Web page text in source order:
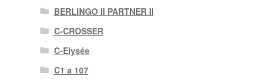
BERLINGO II PARTNER II
C-CROSSER
C-Elysée
C1 a 107